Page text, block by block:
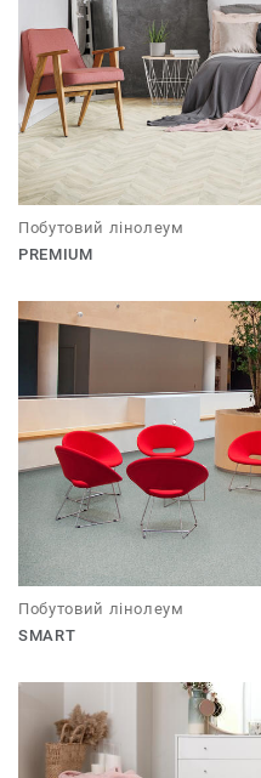
Побутовий лінолеум
PREMIUM
Побутовий лінолеум
SMART